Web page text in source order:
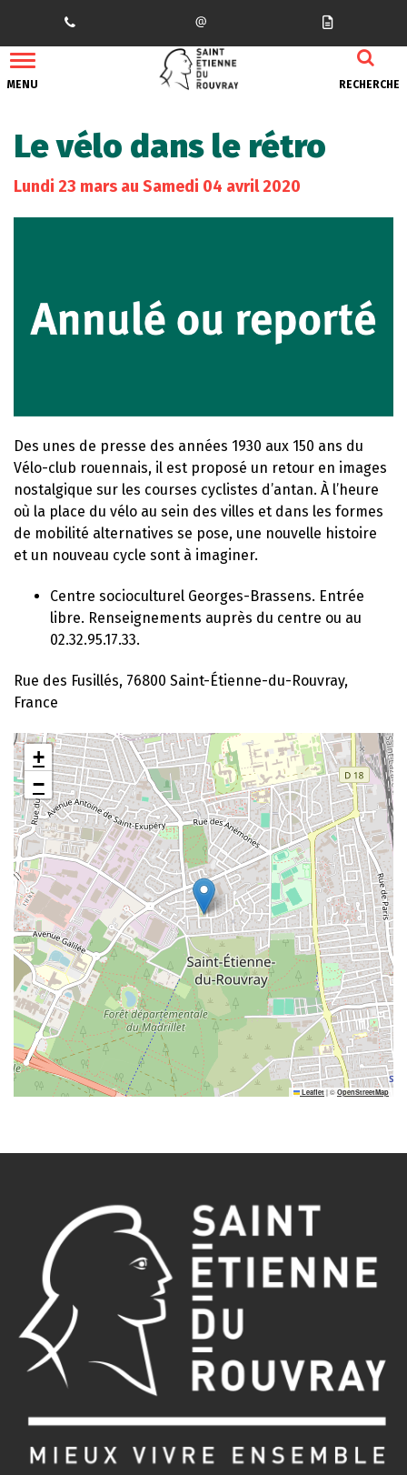
MENU RECHERCHE
Le vélo dans le rétro
Lundi 23 mars au Samedi 04 avril 2020
Des unes de presse des années 1930 aux 150 ans du
Vélo-club rouennais, il est proposé un retour en images
nostalgique sur les courses cyclistes d’antan. À l’heure
où la place du vélo au sein des villes et dans les formes
de mobilité alternatives se pose, une nouvelle histoire
et un nouveau cycle sont à imaginer.
Centre socioculturel Georges-Brassens. Entrée
libre. Renseignements auprès du centre ou au
02.32.95.17.33.
Rue des Fusillés, 76800 Saint-Étienne-du-Rouvray,
France
+
−
Leaflet |© OpenStreetMap